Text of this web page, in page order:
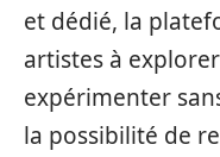
et dédié, la
artistes à
expérimenter
la possibilité de